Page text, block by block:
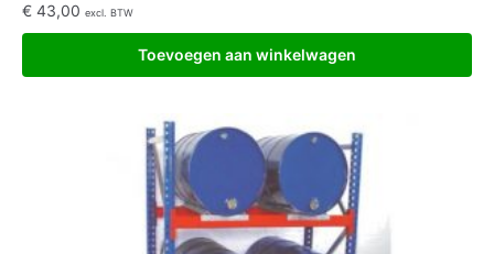
€ 43,00 excl. BTW
Toevoegen aan winkelwagen